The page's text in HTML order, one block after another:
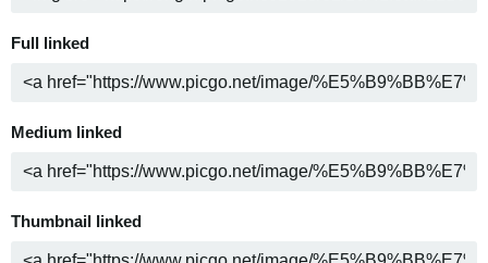
Full linked
Medium linked
Thumbnail linked